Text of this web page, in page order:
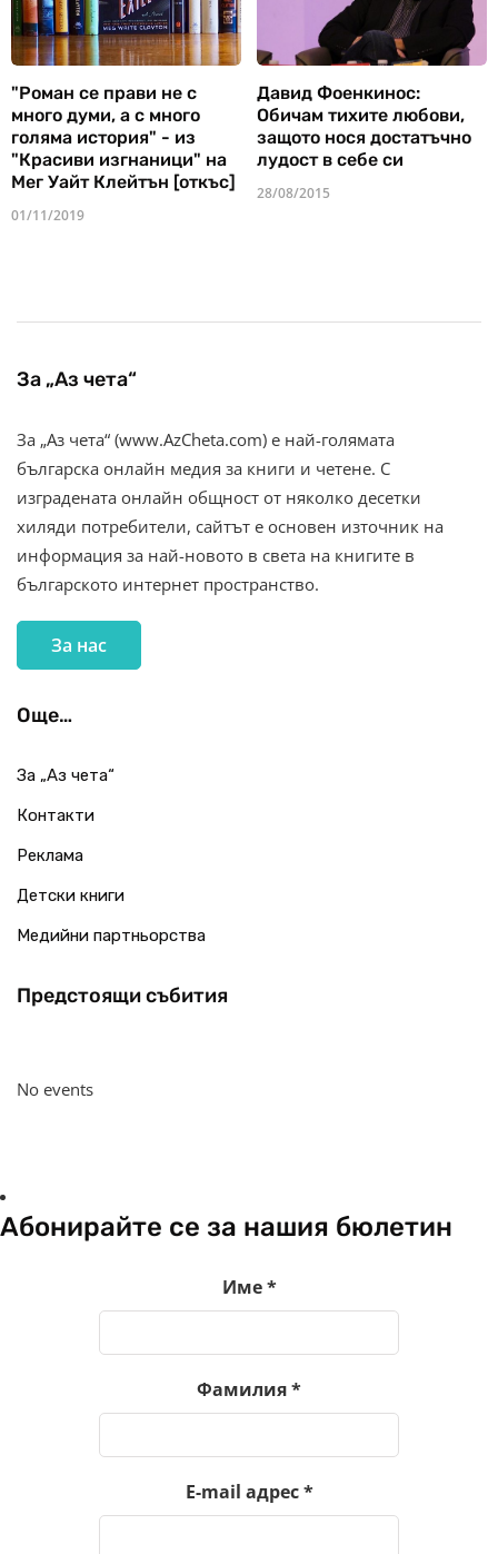
"Роман се прави не с
много думи, а с много
голяма история" - из
"Красиви изгнаници" на
Мег Уайт Клейтън [откъс]
01/11/2019
Давид Фоенкинос:
Обичам тихите любови,
защото нося достатъчно
лудост в себе си
28/08/2015
За „Аз чета“
За „Аз чета“ (www.AzCheta.com) е най-голямата
българска онлайн медия за книги и четене. С
изградената онлайн общност от няколко десетки
хиляди потребители, сайтът е основен източник на
информация за най-новото в света на книгите в
българското интернет пространство.
За нас
Още…
За „Аз чета“
Контакти
Реклама
Детски книги
Медийни партньорства
Предстоящи събития
No events
Абонирайте се за нашия бюлетин
Име*
Фамилия*
E-mail адрес*